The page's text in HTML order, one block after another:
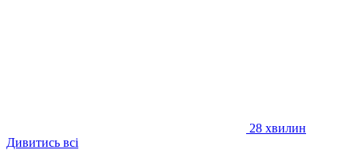
28 хвилин
Дивитись всі